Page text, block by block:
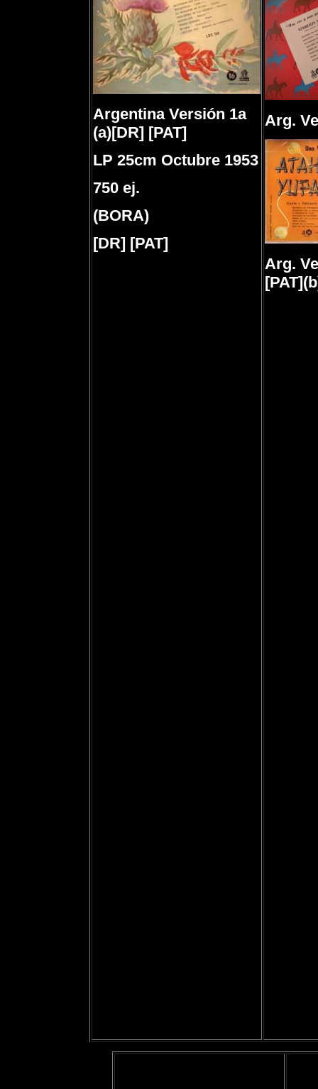
Argentina Versión 1a
(a)[DR] [PAT]
LP 25cm Octubre 1953
750 ej.
(BORA)
[DR] [PAT]
Arg.
Arg.